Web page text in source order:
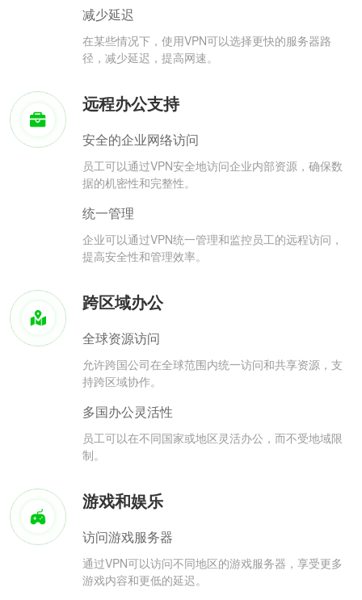
减少延迟
在某些情况下，使用VPN可以选择更快的服务器路
径，减少延迟，提高网速。
远程办公支持
安全的企业网络访问
员工可以通过VPN安全地访问企业内部资源，确保数
据的机密性和完整性。
统一管理
企业可以通过VPN统一管理和监控员工的远程访问，
提高安全性和管理效率。
跨区域办公
全球资源访问
允许跨国公司在全球范围内统一访问和共享资源，支
持跨区域协作。
多国办公灵活性
员工可以在不同国家或地区灵活办公，而不受地域限
制。
游戏和娱乐
访问游戏服务器
通过VPN可以访问不同地区的游戏服务器，享受更多
游戏内容和更低的延迟。